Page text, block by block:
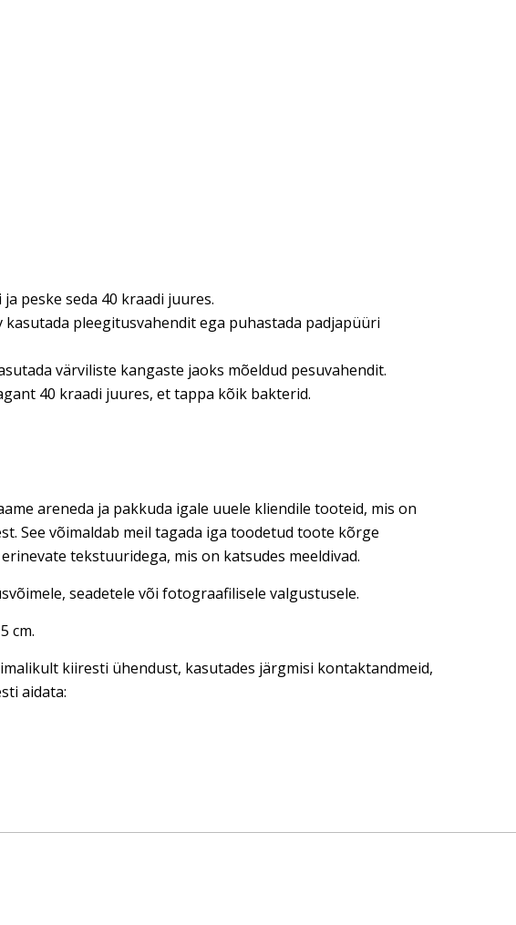
peske seda 40 kraadi juures.
pleegitusvahendit ega puhastada padjapüüri
värviliste kangaste jaoks mõeldud pesuvahendit.
40 kraadi juures, et tappa kõik bakterid.
areneda ja pakkuda igale uuele kliendile tooteid, mis on
See võimaldab meil tagada iga toodetud toote kõrge
tekstuuridega, mis on katsudes meeldivad.
seadetele või fotograafilisele valgustusele.
cm.
kiiresti ühendust, kasutades järgmisi kontaktandmeid,
aidata: